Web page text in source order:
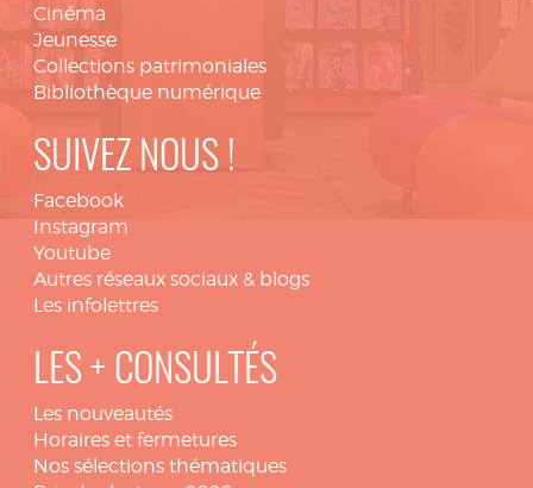
Cinéma
Jeunesse
Collections patrimoniales
Bibliothèque numérique
SUIVEZ NOUS !
Facebook
Instagram
Youtube
Autres réseaux sociaux & blogs
Les infolettres
LES + CONSULTÉS
Les nouveautés
Horaires et fermetures
Nos sélections thématiques